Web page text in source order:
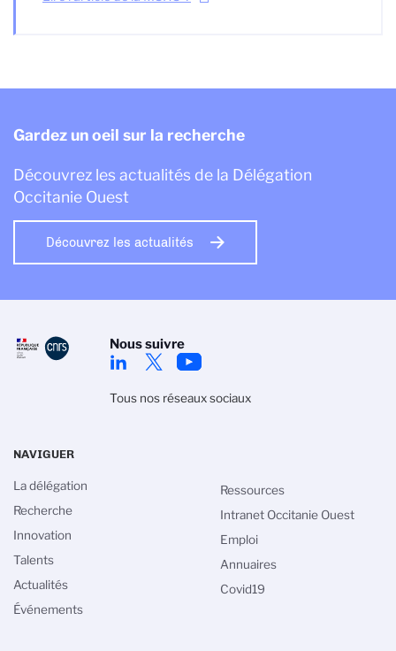
Gardez un oeil sur la recherche
Découvrez les actualités de la Délégation
Occitanie Ouest
Découvrez les actualités
Nous suivre
Tous nos réseaux sociaux
NAVIGUER
La délégation
Recherche
Innovation
Talents
Actualités
Événements
Ressources
Intranet Occitanie Ouest
Emploi
Annuaires
Covid19